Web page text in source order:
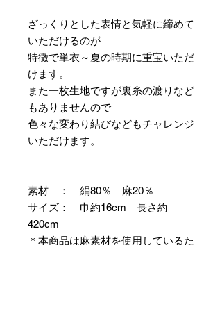
ざっくりとした表情と気軽に締めて
いただけるのが
特徴で単衣～夏の時期に重宝いただ
けます。
また一枚生地ですが裏糸の渡りなど
もありませんので
色々な変わり結びなどもチャレンジ
いただけます。
素材 ： 絹80％ 麻20％
サイズ： 巾約16cm 長さ約
420cm
＊本商品は麻素材を使用しているた